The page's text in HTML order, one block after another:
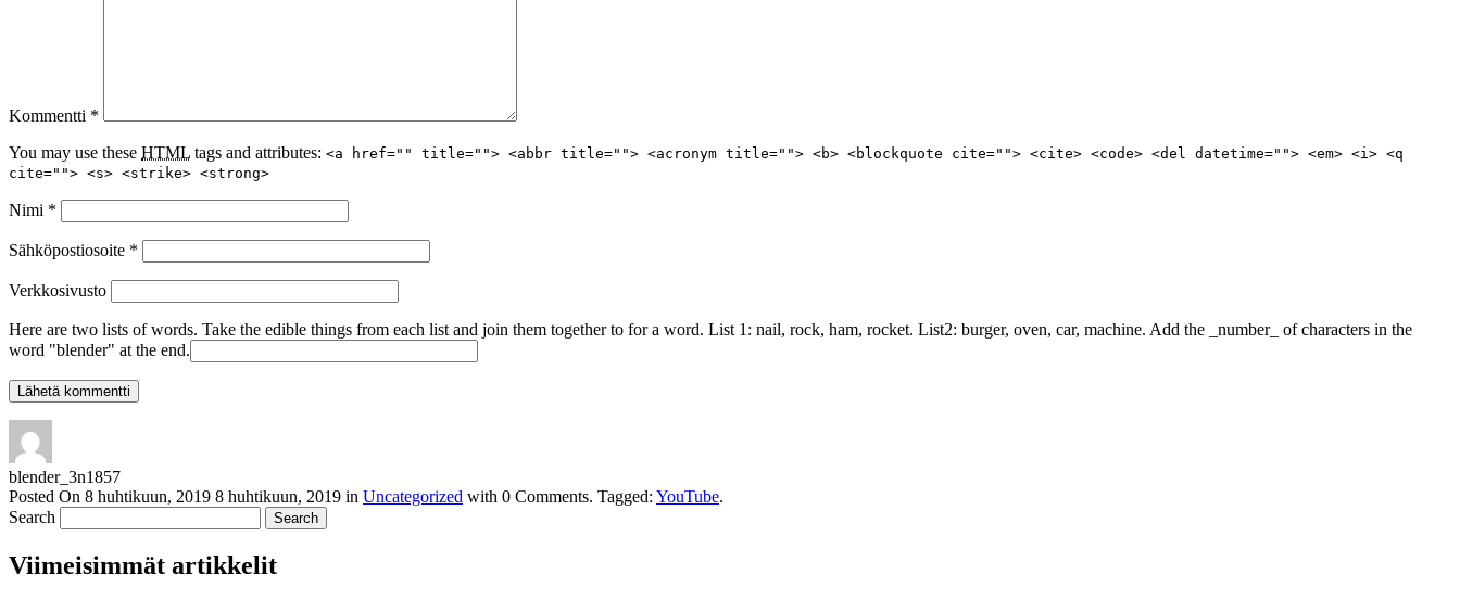
Kommentti *
You may use these HTML tags and attributes: <a href="" title=""> <abbr title=""> <acronym title=""> <b> <blockquote cite=""> <cite> <code> <del datetime=""> <em> <i> <q
cite=""> <s> <strike> <strong>
Nimi *
Sähköpostiosoite *
Verkkosivusto
Here are two lists of words. Take the edible things from each list and join them together to for a word. List 1: nail, rock, ham, rocket. List2: burger, oven, car, machine. Add the _number_ of characters in the
word "blender" at the end.
blender_3n1857
Posted On 8 huhtikuun, 2019 8 huhtikuun, 2019 in Uncategorized with 0 Comments. Tagged: YouTube.
Search
Viimeisimmät artikkelit